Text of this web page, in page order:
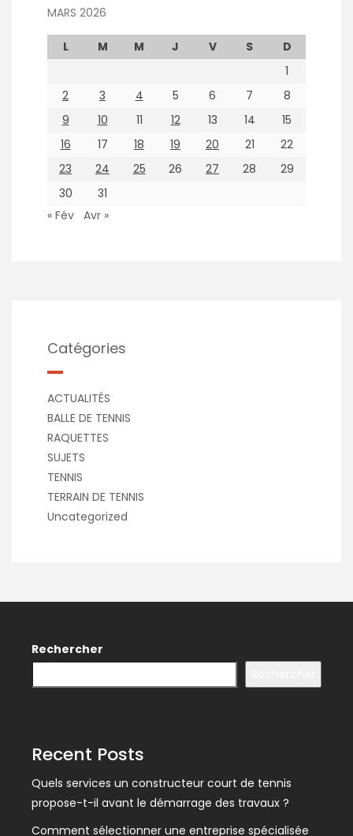
MARS 2026
L M M J V S
D
1
2
3 4 5 6 7
8
9
10 11 12 13 14
15
16
17 18 19 20 21
22
23
24 25 26 27 28
29
30
31
« Fév Avr »
Catégories
ACTUALITÉS
BALLE DE TENNIS
RAQUETTES
SUJETS
TENNIS
TERRAIN DE TENNIS
Uncategorized
Rechercher
Recent Posts
Quels services un constructeur court de tennis
propose-t-il avant le démarrage des travaux ?
Comment sélectionner une entreprise spécialisée